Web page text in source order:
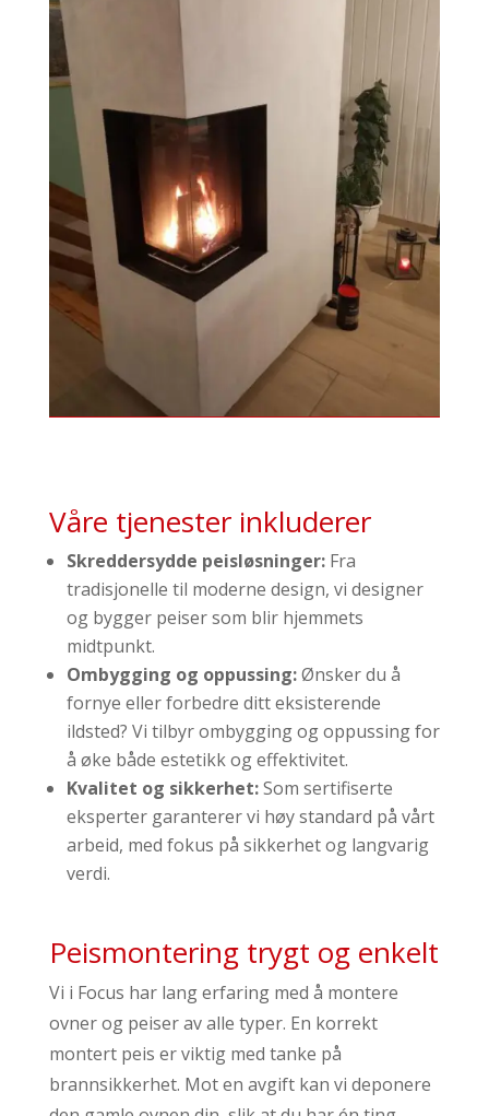
Våre tjenester inkluderer
Skreddersydde peisløsninger: Fra
tradisjonelle til moderne design, vi designer
og bygger peiser som blir hjemmets
midtpunkt.
Ombygging og oppussing:Ønsker du å
fornye eller forbedre ditt eksisterende
ildsted? Vi tilbyr ombygging og oppussing for
å øke både estetikk og effektivitet.
Kvalitet og sikkerhet:Som sertifiserte
eksperter garanterer vi høy standard på vårt
arbeid, med fokus på sikkerhet og langvarig
verdi.
Peismontering trygt og enkelt
Vi i Focus har lang erfaring med å montere
ovner og peiser av alle typer. En korrekt
montert peis er viktig med tanke på
brannsikkerhet. Mot en avgift kan vi deponere